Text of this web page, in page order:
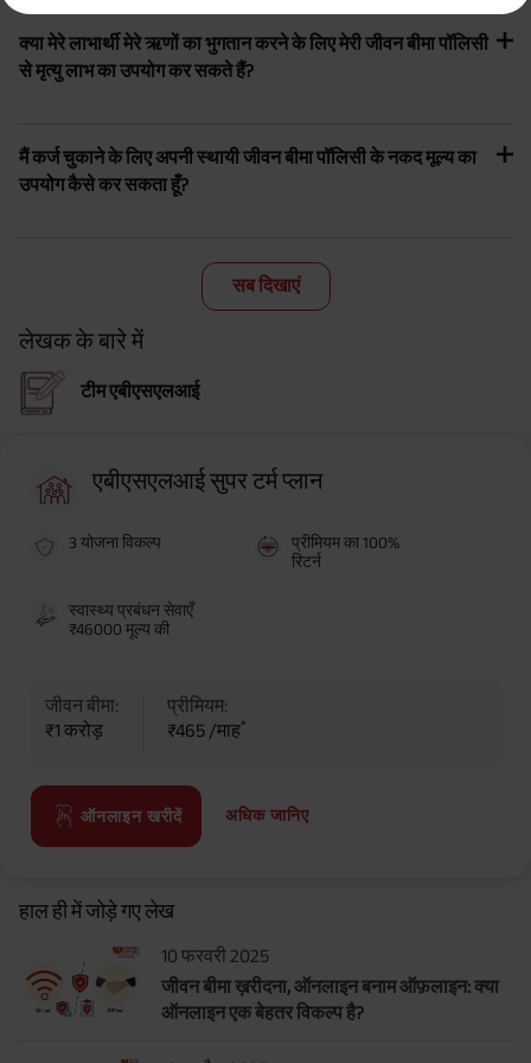
yrs invests in ABSLI Nishchit Aayush Plan with Level Income + Lumpsum
Benefit. He chooses premium payment term 10 yrs , policy term 40 years,
benefit option -Long Term Income, Sum Assured 7 times of Annualized
Premium and Deferment Period 0 years. Annualized Premium is ₹1,00,000
क्या मेरे लाभार्थी मेरे ऋणों का भुगतान करने के लिए मेरी जीवन बीमा पॉलिसी
से मृत्यु लाभ का उपयोग कर सकते हैं?
मैं कर्ज चुकाने के लिए अपनी स्थायी जीवन बीमा पॉलिसी के नकद मूल्य का
उपयोग कैसे कर सकता हूँ?
सब दिखाएं
लेखक के बारे में
टीम एबीएसएलआई
एबीएसएलआई सुपर टर्म प्लान
3 योजना विकल्प
प्रीमियम का 100%
रिटर्न
स्वास्थ्य प्रबंधन सेवाएँ
₹46000 मूल्य की
जीवन बीमा:
₹1 करोड़
प्रीमियम:
₹465 /माह*
ऑनलाइन खरीदें अधिक जानिए
हाल ही में जोड़े गए लेख
10 फरवरी 2025
जीवन बीमा ख़रीदना, ऑनलाइन बनाम ऑफ़लाइन: क्या
ऑनलाइन एक बेहतर विकल्प है?